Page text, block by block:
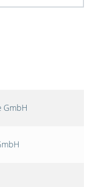
GmbH